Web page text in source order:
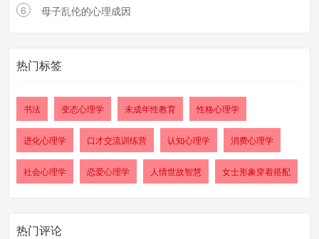
6 母子乱伦的心理成因
热门标签
书法 变态心理学 未成年性教育 性格心理学
进化心理学 口才交流训练营 认知心理学 消费心理学
社会心理学 恋爱心理学 人情世故智慧 女士形象穿着搭配
热门评论